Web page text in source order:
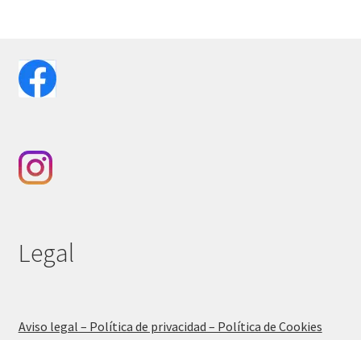
Legal
Aviso legal – Política de privacidad – Política de Cookies